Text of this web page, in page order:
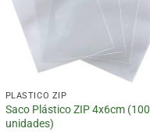
PLÁSTICO ZIP
Saco Plástico ZIP 4x6cm (100
unidades)